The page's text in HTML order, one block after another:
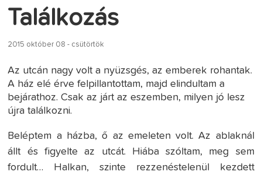
Találkozás
2015 október 08 - csütörtök
Az utcán nagy volt a nyüzsgés, az emberek rohantak.
A ház elé érve felpillantottam, majd elindultam a
bejárathoz. Csak az járt az eszemben, milyen jó lesz
újra találkozni.
Beléptem a házba, ő az emeleten volt. Az ablaknál
állt és figyelte az utcát. Hiába szóltam, meg sem
fordult… Halkan, szinte rezzenéstelenül kezdett